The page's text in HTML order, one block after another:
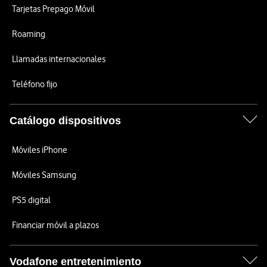
Tarjetas Prepago Móvil
Roaming
Llamadas internacionales
Teléfono fijo
Catálogo dispositivos
Móviles iPhone
Móviles Samsung
PS5 digital
Financiar móvil a plazos
Vodafone entretenimiento